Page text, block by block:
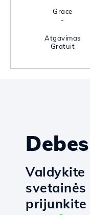
Grace
-
Atgavimas
Gratuit
Debes
Valdykite
prijunkite